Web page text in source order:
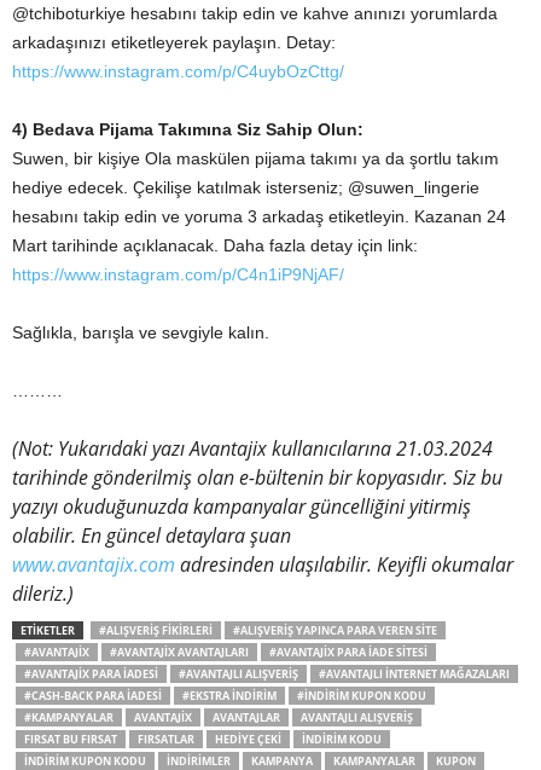
@tchiboturkiye hesabını takip edin ve kahve anınızı yorumlarda
arkadaşınızı etiketleyerek paylaşın. Detay:
https://www.instagram.com/p/C4uybOzCttg/
4) Bedava Pijama Takımına Siz Sahip Olun:
Suwen, bir kişiye Ola maskülen pijama takımı ya da şortlu takım
hediye edecek. Çekilişe katılmak isterseniz; @suwen_lingerie
hesabını takip edin ve yoruma 3 arkadaş etiketleyin. Kazanan 24
Mart tarihinde açıklanacak. Daha fazla detay için link:
https://www.instagram.com/p/C4n1iP9NjAF/
Sağlıkla, barışla ve sevgiyle kalın.
(Not: Yukarıdaki yazı Avantajix kullanıcılarına 21.03.2024
tarihinde gönderilmiş olan e-bültenin bir kopyasıdır. Siz bu
yazıyı okuduğunuzda kampanyalar güncelliğini yitirmiş
olabilir. En güncel detaylara şuan
www.avantajix.com adresinden ulaşılabilir. Keyifli okumalar
dileriz.)
ETIKETLER #ALIŞVERIŞ FIKIRLERI
#ALIŞVERIŞ YAPINCA PARA VEREN SITE
#AVANTAJIX
#AVANTAJIX AVANTAJLARI
#AVANTAJIX PARA IADE SITESI
#AVANTAJIX PARA IADESI
#AVANTAJLI ALIŞVERIŞ
#AVANTAJLI INTERNET MAĞAZALARI
#CASH-BACK PARA IADESI
#EKSTRA INDIRIM
#INDIRIM KUPON KODU
#KAMPANYALAR
AVANTAJIX AVANTAJLAR
AVANTAJLI ALIŞVERIŞ
FIRSAT BU FIRSAT
FIRSATLAR HEDIYE ÇEKI
INDIRIM KODU
INDIRIM KUPON KODU
INDIRIMLER KAMPANYA KAMPANYALAR
KUPON